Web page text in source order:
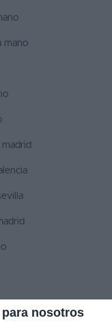
nosotros
mano
SÍGUENOS